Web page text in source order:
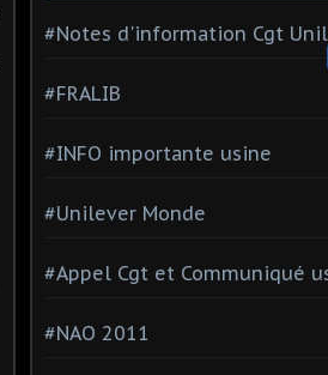
#Notes d'information Cgt
#FRALIB
#INFO importante usine
#Unilever Monde
#Appel Cgt et Communiqué
#NAO 2011